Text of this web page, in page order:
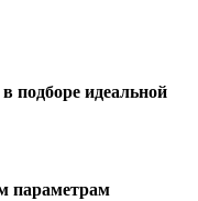
подборе идеальной
параметрам